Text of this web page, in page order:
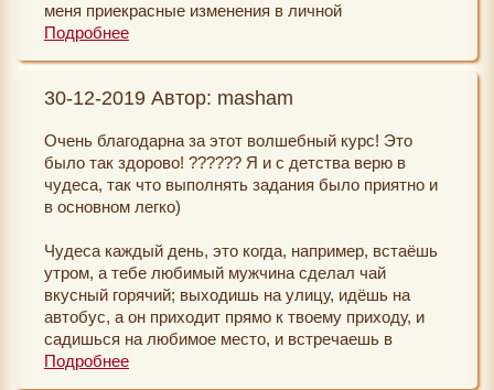
меня приекрасные изменения в личной
жизни,родственники моего любимого меня приняли и
путешествовать,едем в Стамбул.Появились новые
развитие бизнеса,у меня всегда есть деньги,они
стали приходить легко-я обновила свой гардероб,мы
решили многие вопросы по хозяйству,у мужа всегда
есть работа,и предлагают все новые и новые
собой,иметь цели в жизни,и любить окружающих
тебя людей!Спасибо девочки за ваш труд и помощь
в правильном настрое сознания ,которое и ведет нас
к волшебным изменениям в нашей жизни!
Подробнее
30-12-2019 Автор: masham
Очень благодарна за этот волшебный курс! Это
было так здорово! ?????? Я и с детства верю в
чудеса, так что выполнять задания было приятно и
в основном легко)
Чудеса каждый день, это когда, например, встаёшь
утром, а тебе любимый мужчина сделал чай
вкусный горячий; выходишь на улицу, идёшь на
автобус, а он приходит прямо к твоему приходу, и
садишься на любимое место, и встречаешь в
автобусе например соседку, которая говорит - о,
Подробнее